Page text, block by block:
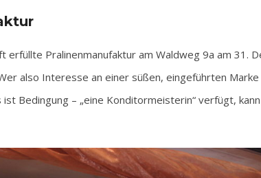
erfüllte Pralinenmanufaktur am Waldweg 9a am 31.
also Interesse an einer süßen, eingeführten
Bedingung – „eine Konditormeisterin“ verfügt,